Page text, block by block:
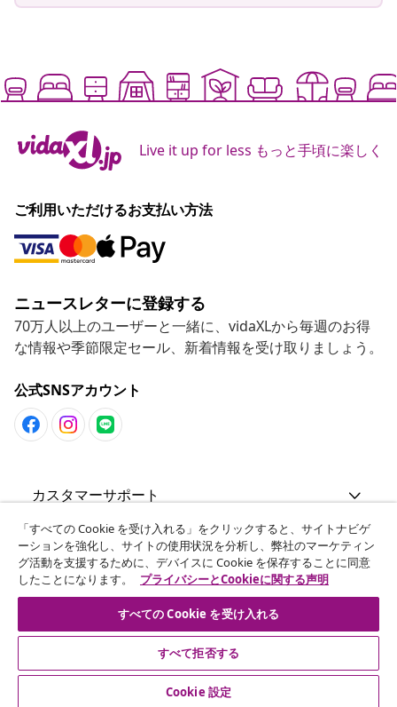
Live it up for less もっと手頃に楽しく
ご利用いただけるお支払い方法
ニュースレターに登録する
70万人以上のユーザーと一緒に、vidaXLから毎週のお得
な情報や季節限定セール、新着情報を受け取りましょう。
公式SNSアカウント
カスタマーサポート
ビジネス・パートナーシップ
vidaXL
「すべての Cookie を受け入れる」をクリックすると、サイトナビゲ
ーションを強化し、サイトの使用状況を分析し、弊社のマーケティン
グ活動を支援するために、デバイスに Cookie を保存することに同意
したことになります。
プライバシーとCookieに関する声明
すべての Cookie を受け入れる
すべて拒否する
Cookie 設定